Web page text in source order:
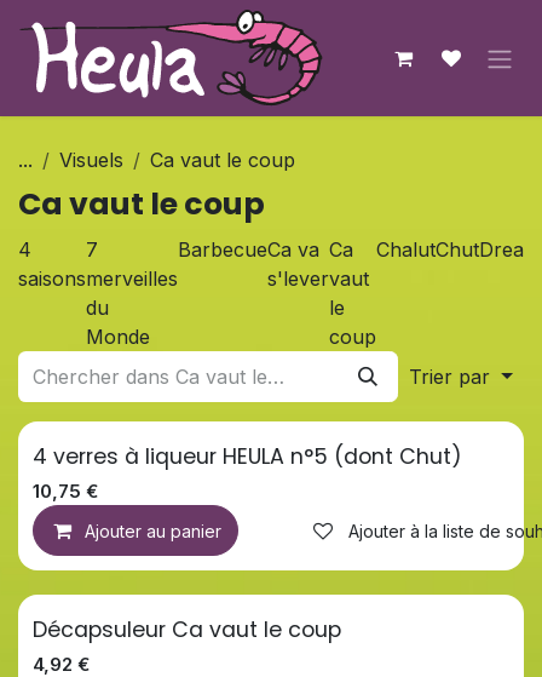
... Visuels Ca vaut le coup
Ca vaut le coup
4
saisons
7
merveilles
du
Monde
BarbecueCa va
s'lever
Ca
vaut
le
coup
ChalutChutDream
Trier par
Nouveau !
4 verres à liqueur HEULA n°5 (dont Chut)
10,75 €
Ajouter au panier Ajouter à la liste de
Décapsuleur Ca vaut le coup
4,92 €